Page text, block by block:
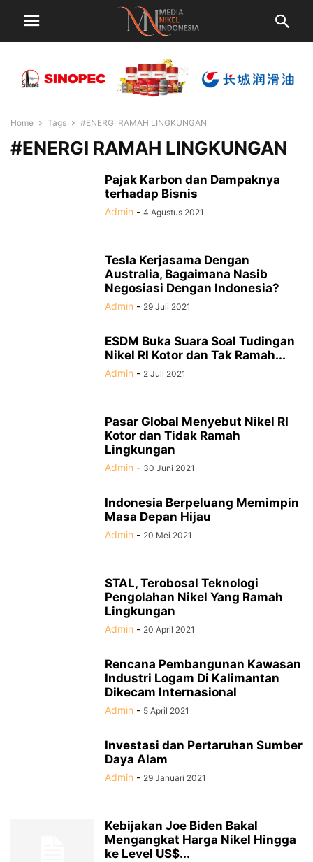
Home Tags #ENERGI RAMAH LINGKUNGAN
#ENERGI RAMAH LINGKUNGAN
Pajak Karbon dan Dampaknya
terhadap Bisnis
Admin - 4 Agustus 2021
Tesla Kerjasama Dengan
Australia, Bagaimana Nasib
Negosiasi Dengan Indonesia?
Admin - 29 Juli 2021
ESDM Buka Suara Soal Tudingan
Nikel RI Kotor dan Tak Ramah...
Admin - 2 Juli 2021
Pasar Global Menyebut Nikel RI
Kotor dan Tidak Ramah
Lingkungan
Admin - 30 Juni 2021
Indonesia Berpeluang Memimpin
Masa Depan Hijau
Admin - 20 Mei 2021
STAL, Terobosal Teknologi
Pengolahan Nikel Yang Ramah
Lingkungan
Admin - 20 April 2021
Rencana Pembangunan Kawasan
Industri Logam Di Kalimantan
Dikecam Internasional
Admin - 5 April 2021
Investasi dan Pertaruhan Sumber
Daya Alam
Admin - 29 Januari 2021
Kebijakan Joe Biden Bakal
Mengangkat Harga Nikel Hingga
ke Level US$...